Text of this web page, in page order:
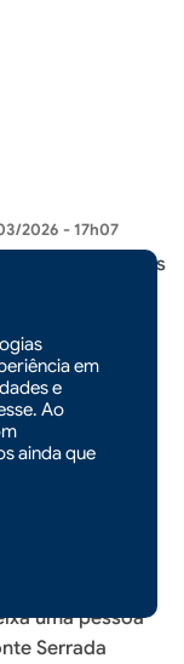
em
e
Ao
ainda que
2026 - 17h07
são apreendidos
em Faxinal
uma pessoa
Serrada